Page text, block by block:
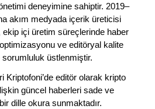
deneyimine sahiptir. 2019–
akım medyada içerik üreticisi
ekip içi üretim süreçlerinde haber
ve editöryal kalite
sorumluluk üstlenmiştir.
Kriptofoni’de editör olarak kripto
güncel haberleri sade ve
dille okura sunmaktadır.